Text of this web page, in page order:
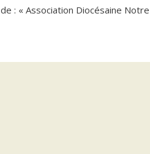
: « Association Diocésaine